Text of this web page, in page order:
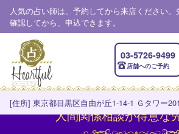
人気の占い師は、予約してから来店ください
確認してから、申込できます。
[住所] 東京都目黒区自由が丘1-14-1 Ｇタワー201
03-5726-9499
店舗へのご予約
人間関係相談が得意な